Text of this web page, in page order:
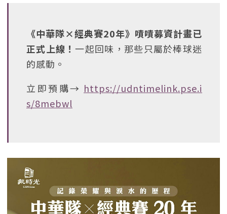
《中華隊×經典賽20年》嘖嘖募資計畫已
正式上線！一起回味，那些只屬於棒球迷
的感動。
立即預購→ https://udntimelink.pse.i
s/8mebwl